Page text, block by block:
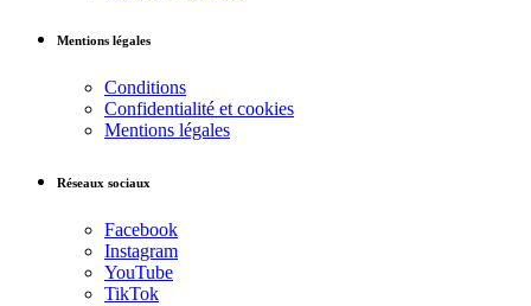
Mentions légales
Conditions
Confidentialité et cookies
Mentions légales
Réseaux sociaux
Facebook
Instagram
YouTube
TikTok